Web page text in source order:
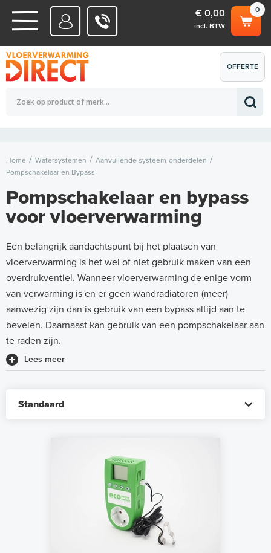
WATERSYSTEMEN
ELEKTRISCHE SYSTEMEN
0
€ 0,00
incl. BTW
Totaalbedrag (incl. BTW) € 0,00
OFFERTE
AANVRAGEN
Home Watersystemen
Aanvullende systeem-onderdelen
Pompschakelaar en Bypass
Pompschakelaar en bypass
voor vloerverwarming
Een belangrijk aandachtspunt bij het plaatsen van
vloerverwarming is het wel of niet gebruik maken van een
overdrukventiel. Wanneer vloerverwarming de enige vorm
van verwarming is en er geen wandradiatoren (meer)
aanwezig zijn dan is gebruik van een bypass altijd aan te
bevelen. Daarnaast kan gebruik van een pompschakelaar aan
te raden zijn.
Lees meer